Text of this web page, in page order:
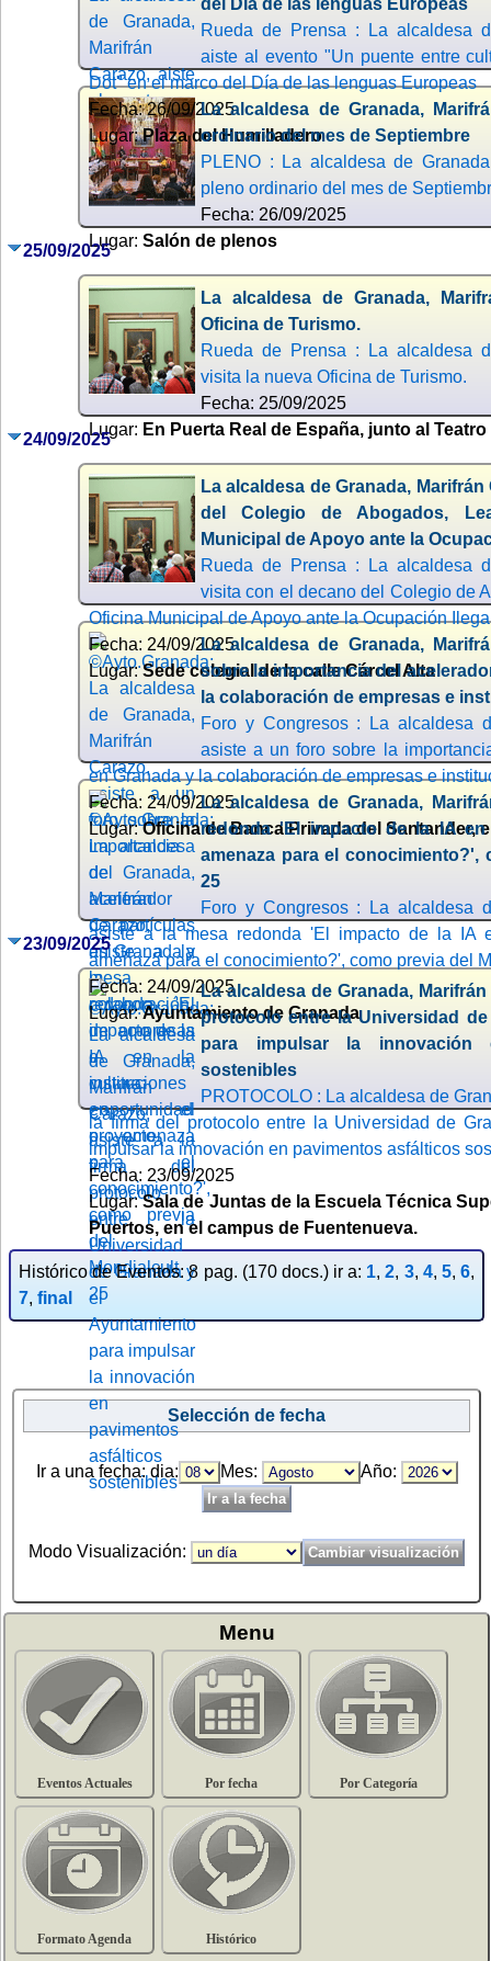
Rueda de Prensa : La alcaldesa
aiste al evento "Un puente entre
Dot" en el marco del Día de las lenguas Europeas
Fecha: 26/09/2025
Lugar:Plaza del Humilladero
La alcaldesa de Granada,
ordinario del mes de Septiembre
PLENO : La alcaldesa de
pleno ordinario del mes de
Fecha: 26/09/2025
Lugar: Salón de plenos
25/09/2025
La alcaldesa de Granada,
Oficina de Turismo.
Rueda de Prensa : La alcaldesa
visita la nueva Oficina de Turismo.
Fecha: 25/09/2025
Lugar: En Puerta Real de España, junto al
24/09/2025
La alcaldesa de Granada,
del Colegio de Abogados,
Municipal de Apoyo ante la
Rueda de Prensa : La alcaldesa
visita con el decano del Colegio de
Oficina Municipal de Apoyo ante la Ocupación
Fecha: 24/09/2025
Lugar:Sede colegial de la calle Cárcel Alta
La alcaldesa de Granada,
sobre la importancia del
la colaboración de empresas e
Foro y Congresos : La alcaldesa
asiste a un foro sobre la
en Granada y la colaboración de empresas e
Fecha: 24/09/2025
Lugar:Oficina de Banca Privada del Santander,
La alcaldesa de Granada,
redonda 'El impacto de la IA
amenaza para el conocimiento?',
25
Foro y Congresos : La alcaldesa
asiste a la mesa redonda 'El impacto de la IA
amenaza para el conocimiento?', como previa del
Fecha: 24/09/2025
Lugar:Ayuntamiento de Granada
23/09/2025
La alcaldesa de Granada,
protocolo entre la Universidad
para impulsar la innovación
sostenibles
PROTOCOLO : La alcaldesa de
la firma del protocolo entre la Universidad de
impulsar la innovación en pavimentos asfálticos
Fecha: 23/09/2025
Lugar:Sala de Juntas de la Escuela Técnica
Puertos, en el campus de Fuentenueva.
Histórico de Eventos: 8 pag. (170 docs.) ir a: 1,2, 3, 4, 5,6,
7, final
Selección de fecha
Ir a una fecha: dia: Mes: Año:
Modo Visualización:
Menu
Eventos Actuales Por fecha Por Categoría
Formato Agenda Histórico